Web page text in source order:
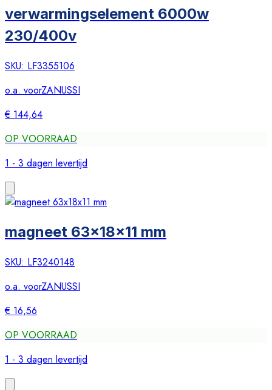
verwarmingselement 6000w
230/400v
SKU: LF3355106
o.a. voorZANUSSI
€ 144,64
OP VOORRAAD
1 - 3 dagen levertijd
magneet 63x18x11 mm
SKU: LF3240148
o.a. voorZANUSSI
€ 16,56
OP VOORRAAD
1 - 3 dagen levertijd